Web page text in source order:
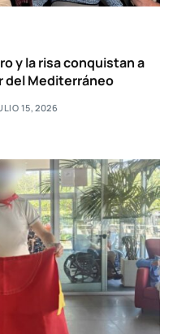
y la risa conquistan a
del Mediterráneo
15, 2026